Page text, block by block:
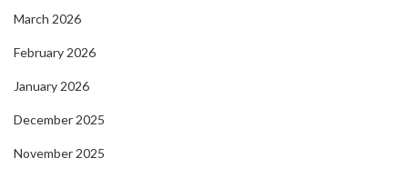
March 2026
February 2026
January 2026
December 2025
November 2025